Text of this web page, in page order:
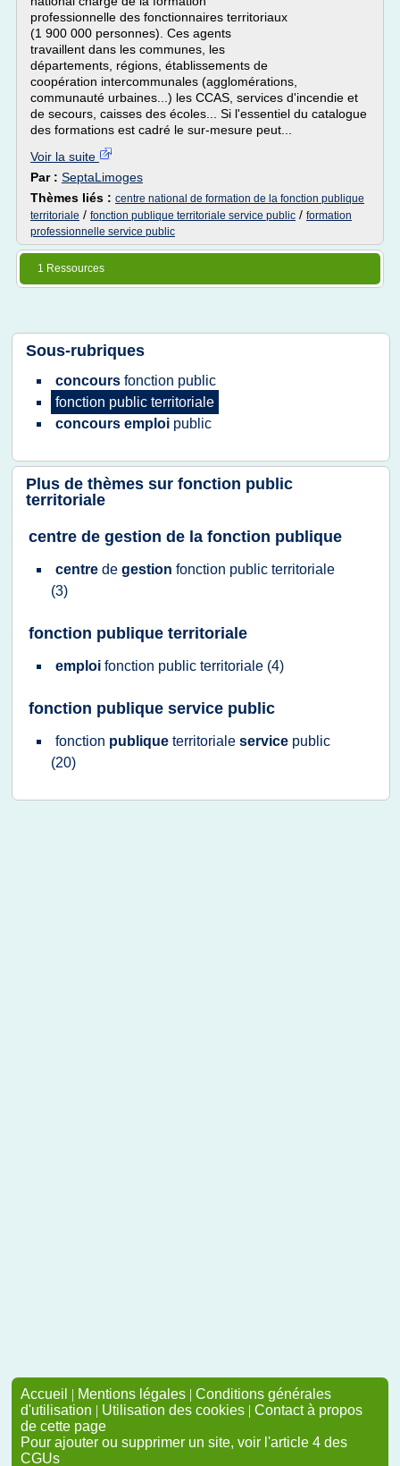
professionnelle des fonctionnaires territoriaux
(1 900 000 personnes). Ces agents
travaillent dans les communes, les
départements, régions, établissements de
coopération intercommunales (agglomérations,
communauté urbaines...) les CCAS, services d'incendie et
de secours, caisses des écoles... Si l'essentiel du catalogue
des formations est cadré le sur-mesure peut...
Voir la suite
Par : SeptaLimoges
Thèmes liés : centre national de formation de la fonction publique
territoriale / fonction publique territoriale service public / formation
professionnelle service public
1 Ressources
Sous-rubriques
concours fonction public
fonction public territoriale
concours emploi public
Plus de thèmes sur fonction public
territoriale
centre de gestion de la fonction publique
centre de gestion fonction public territoriale
(3)
fonction publique territoriale
emploi fonction public territoriale (4)
fonction publique service public
fonction publique territoriale service public
(20)
Accueil | Mentions légales | Conditions générales
d'utilisation | Utilisation des cookies | Contact à propos
de cette page
Pour ajouter ou supprimer un site, voir l'article 4 des
CGUs